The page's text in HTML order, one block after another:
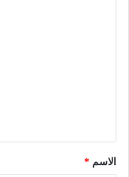
ق
*الاسم *